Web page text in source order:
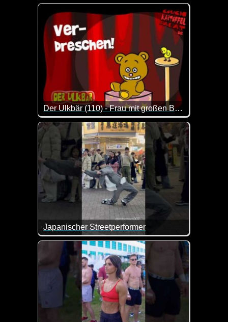
Tiere können völlig unterschiedlich sein -
Der Ulkbär (110) - Frau mit großen Brüsten!
Ein Witz mit einer Frau mit großen Brüsten und
Japanischer Streetperformer
Das sieht so einfach aus, aber der Typ hat es